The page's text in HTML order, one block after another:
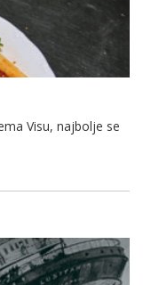
Visu, najbolje se